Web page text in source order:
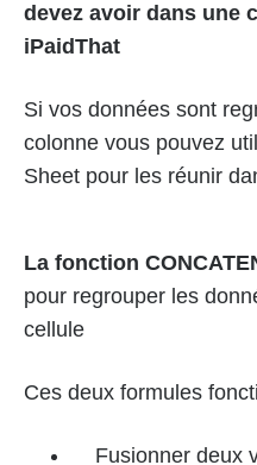
devez avoir dans une
iPaidThat
Si vos données sont
colonne vous pouvez
Sheet pour les réunir
La fonction
pour regrouper les
cellule
Ces deux formules
Fusionner deux